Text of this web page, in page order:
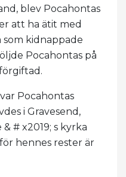
blev Pocahontas
att ha ätit med
som kidnappade
Pocahontas på
Pocahontas
i Gravesend,
# x2019; s kyrka
för hennes rester är